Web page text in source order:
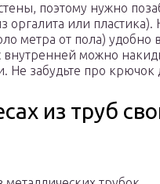
поэтому нужно
оргалита или
метра от пола) удобно
можно
Не забудьте про
из труб